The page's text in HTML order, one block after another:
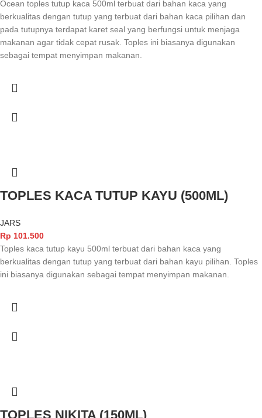
Ocean toples tutup kaca 500ml terbuat dari bahan kaca yang
berkualitas dengan tutup yang terbuat dari bahan kaca pilihan dan
pada tutupnya terdapat karet seal yang berfungsi untuk menjaga
makanan agar tidak cepat rusak. Toples ini biasanya digunakan
sebagai tempat menyimpan makanan.
TOPLES KACA TUTUP KAYU (500ML)
JARS
Rp 101.500
Toples kaca tutup kayu 500ml terbuat dari bahan kaca yang
berkualitas dengan tutup yang terbuat dari bahan kayu pilihan. Toples
ini biasanya digunakan sebagai tempat menyimpan makanan.
TOPLES NIKITA (150ML)